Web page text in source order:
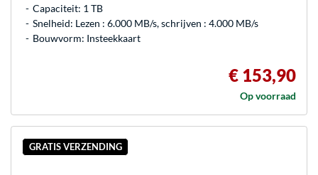
Capaciteit: 1 TB
Snelheid: Lezen : 6.000 MB/s, schrijven : 4.000 MB/s
Bouwvorm: Insteekkaart
€ 153,90
Op voorraad
GRATIS VERZENDING